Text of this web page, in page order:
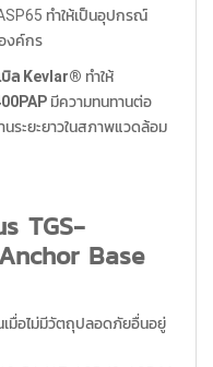
ทำให้เป็นอุปกรณ์
งค์กร
บิล Kevlar® ทำให้
มีความทนทานต่อ
นระยะยาวในสภาพแวดล้อม
TGS-
Base
มื่อไม่มีวัตถุปลอดภัยอื่นอยู่